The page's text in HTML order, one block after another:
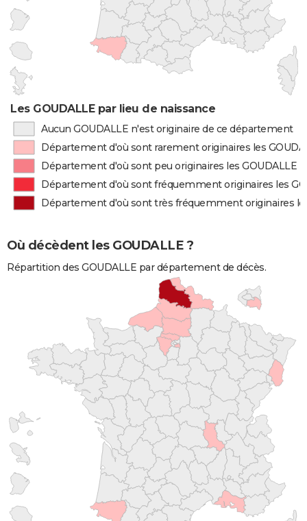
Les GOUDALLE par lieu de naissance
Aucun GOUDALLE n'est originaire de ce département
Département d'où sont rarement originaires les
Département d'où sont peu originaires les GOUDALLE
Département d'où sont fréquemment originaires les
Département d'où sont très fréquemment originaires
Où décèdent les GOUDALLE ?
Répartition des GOUDALLE par département de décès.